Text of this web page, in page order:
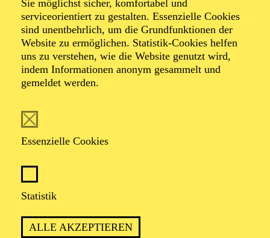
Sie möglichst sicher, komfortabel und
serviceorientiert zu gestalten. Essenzielle Cookies
sind unentbehrlich, um die Grundfunktionen der
Website zu ermöglichen. Statistik-Cookies helfen
uns zu verstehen, wie die Website genutzt wird,
indem Informationen anonym gesammelt und
gemeldet werden.
Essenzielle Cookies
Statistik
ALLE AKZEPTIEREN
Foto: Johan Sandberg
Silvia Weiskopf
Schauspiel-Ensemble
ihr Studium von 2002 bis 2006 an der Schauspielschule
2005 am Schauspielhaus Bochum gezeigt wurde,
Sommernachtstraum“. 2006 trat sie ihr erstes
Gastengagement an: Unter der Regie von David Bösch